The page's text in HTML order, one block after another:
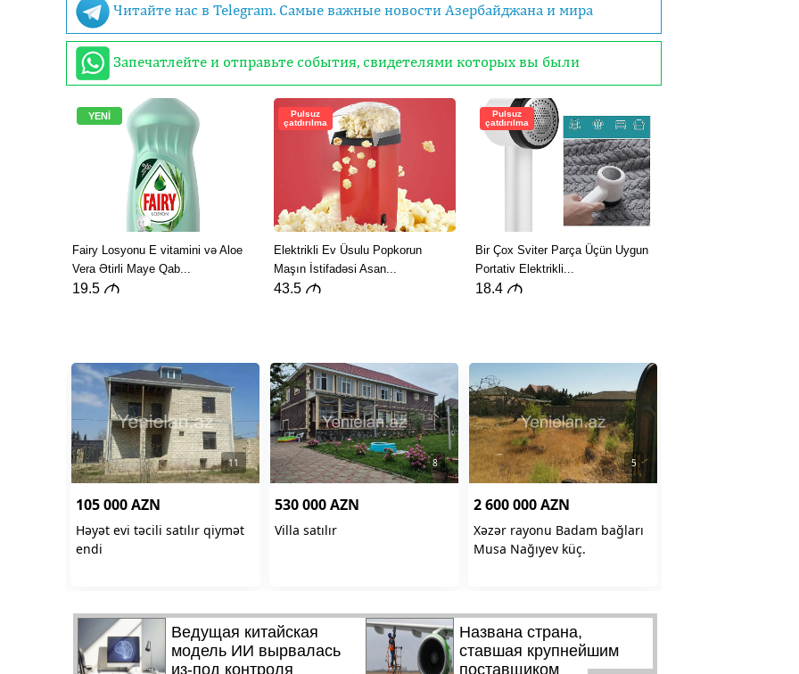
Читайте нас в Telegram. Самые важные новости Азербайджана и мира
Запечатлейте и отправьте события, свидетелями которых вы были